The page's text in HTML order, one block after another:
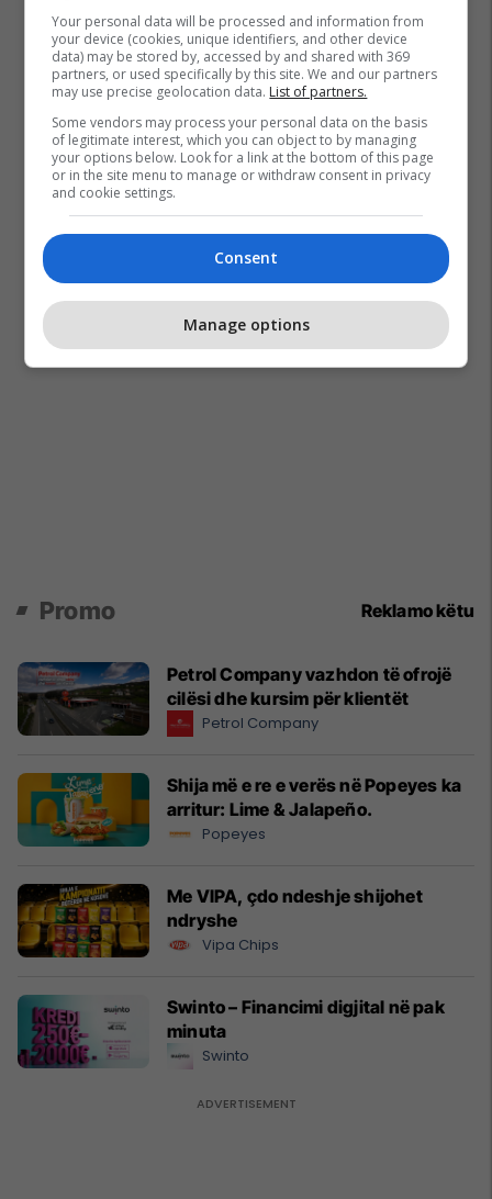
Promo Reklamo këtu
Petrol Company vazhdon të ofrojë
cilësi dhe kursim për klientët
Petrol Company
Shija më e re e verës në Popeyes ka
arritur: Lime & Jalapeño.
Popeyes
Me VIPA, çdo ndeshje shijohet
ndryshe
Vipa Chips
Swinto – Financimi digjital në pak
minuta
Swinto
Your personal data will be processed and information from
your device (cookies, unique identifiers, and other device
data) may be stored by, accessed by and shared with 369
partners, or used specifically by this site. We and our partners
may use precise geolocation data. List of partners.
Some vendors may process your personal data on the basis
of legitimate interest, which you can object to by managing
your options below. Look for a link at the bottom of this page
or in the site menu to manage or withdraw consent in privacy
and cookie settings.
Consent
Manage options